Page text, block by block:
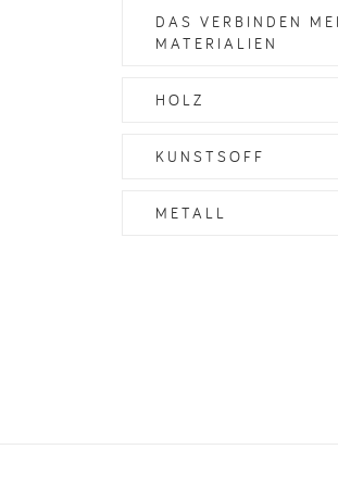
DAS VERBINDEN
MATERIALIEN
HOLZ
KUNSTSOFF
METALL